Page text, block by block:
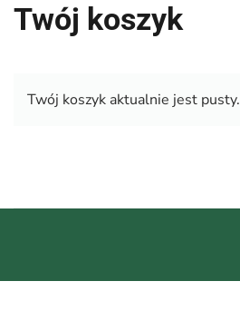
Twój koszyk
Twój koszyk aktualnie jest pusty.